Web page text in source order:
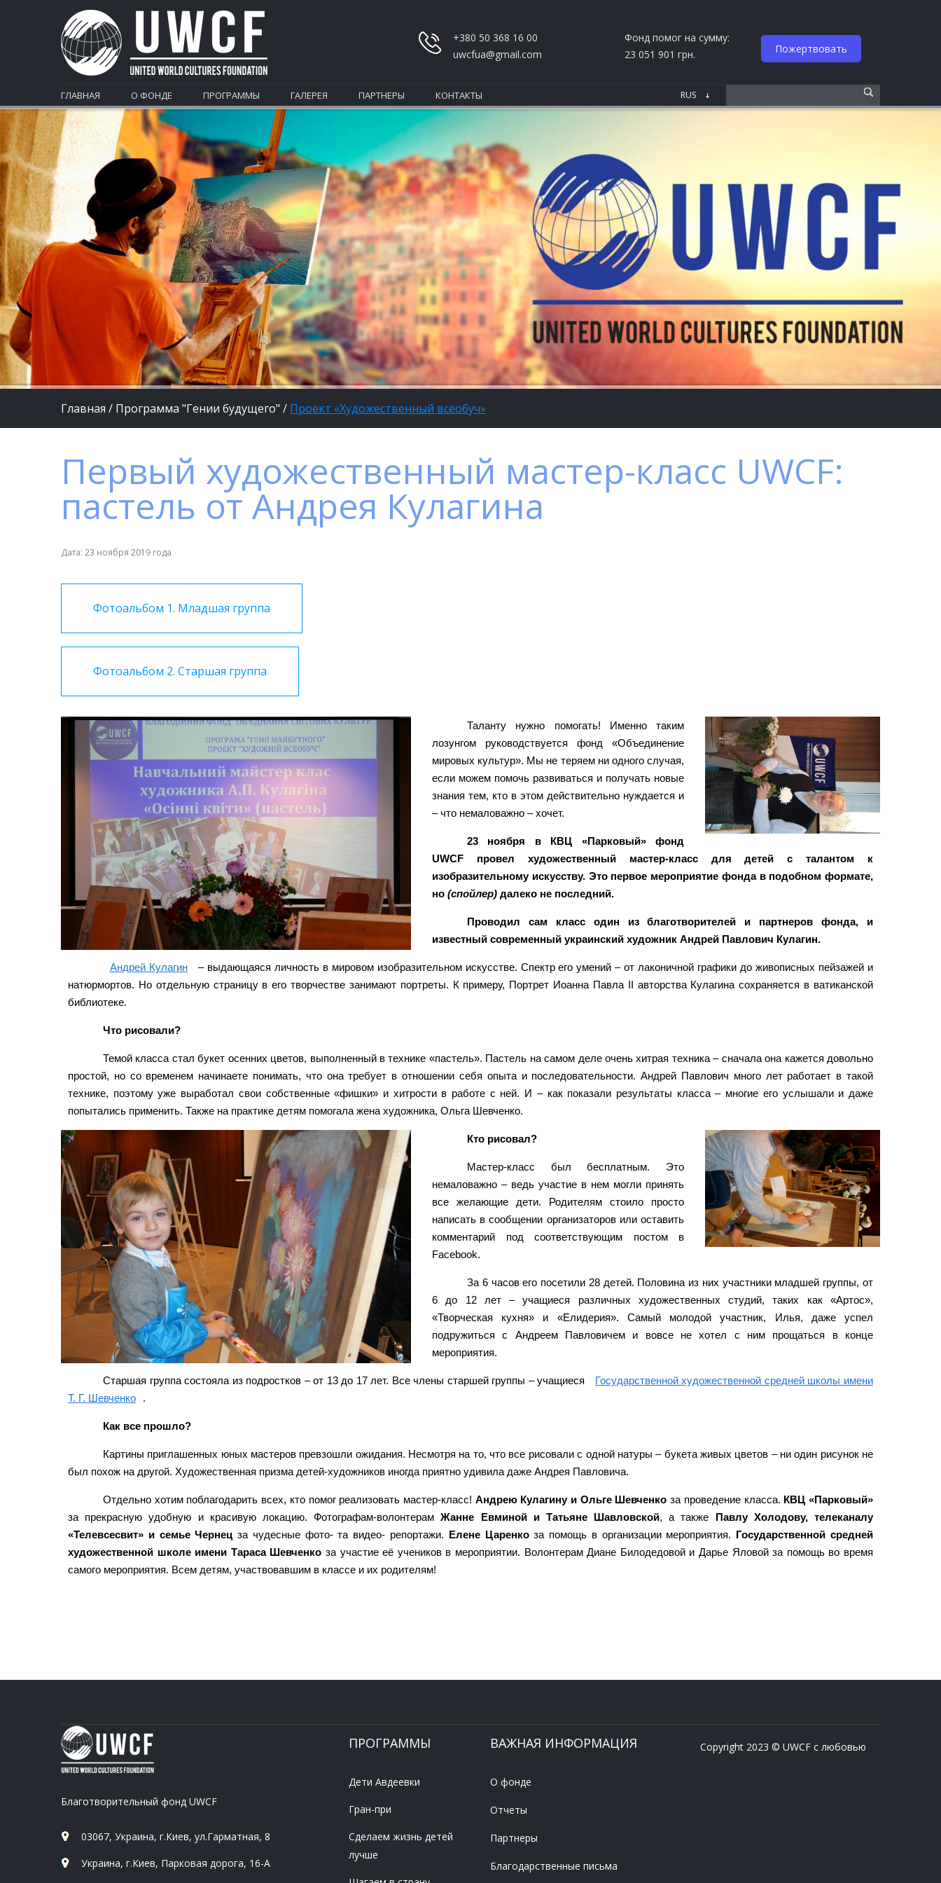
+380 50 368 16 00
uwcfua@gmail.com
Фонд помог на сумму:
23 051 901 грн.
Пожертвовать
ГЛАВНАЯ О ФОНДЕ ПРОГРАММЫ ГАЛЕРЕЯ ПАРТНЕРЫ КОНТАКТЫ
Главная / Программа "Гении будущего" / Проект «Художественный всеобуч»
Первый художественный мастер-класс UWCF:
пастель от Андрея Кулагина
Дата: 23 ноября 2019 года
Фотоальбом 1. Младшая группа
Фотоальбом 2. Старшая группа
Таланту нужно помогать! Именно таким
лозунгом руководствуется фонд «Объединение
мировых культур». Мы не теряем ни одного случая,
если можем помочь развиваться и получать новые
знания тем, кто в этом действительно нуждается и
– что немаловажно – хочет.
23 ноября в КВЦ «Парковый» фонд
UWCF провел художественный мастер-класс для детей с талантом к
изобразительному искусству. Это первое мероприятие фонда в подобном формате,
но (спойлер) далеко не последний.
Проводил сам класс один из благотворителей и партнеров фонда, и
известный современный украинский художник Андрей Павлович Кулагин.
Андрей Кулагин
– выдающаяся личность в мировом изобразительном искусстве. Спектр его умений – от лаконичной графики до живописных пейзажей и
натюрмортов. Но отдельную страницу в его творчестве занимают портреты. К примеру, Портрет Иоанна Павла II авторства Кулагина сохраняется в ватиканской
библиотеке.
Что рисовали?
Темой класса стал букет осенних цветов, выполненный в технике «пастель». Пастель на самом деле очень хитрая техника – сначала она кажется довольно
простой, но со временем начинаете понимать, что она требует в отношении себя опыта и последовательности. Андрей Павлович много лет работает в такой
технике, поэтому уже выработал свои собственные «фишки» и хитрости в работе с ней. И – как показали результаты класса – многие его услышали и даже
попытались применить. Также на практике детям помогала жена художника, Ольга Шевченко.
Кто рисовал?
Мастер-класс был бесплатным. Это
немаловажно – ведь участие в нем могли принять
все желающие дети. Родителям стоило просто
написать в сообщении организаторов или оставить
комментарий под соответствующим постом в
Facebook.
За 6 часов его посетили 28 детей. Половина из них участники младшей группы, от
6 до 12 лет – учащиеся различных художественных студий, таких как «Артос»,
«Творческая кухня» и «Елидерия». Самый молодой участник, Илья, даже успел
подружиться с Андреем Павловичем и вовсе не хотел с ним прощаться в конце
мероприятия.
Старшая группа состояла из подростков – от 13 до 17 лет. Все члены старшей группы – учащиеся
Государственной художественной средней школы имени
Т. Г. Шевченко
.
Как все прошло?
Картины приглашенных юных мастеров превзошли ожидания. Несмотря на то, что все рисовали с одной натуры – букета живых цветов – ни один рисунок не
был похож на другой. Художественная призма детей-художников иногда приятно удивила даже Андрея Павловича.
Отдельно хотим поблагодарить всех, кто помог реализовать мастер-класс! Андрею Кулагину и Ольге Шевченко за проведение класса. КВЦ «Парковый»
за прекрасную удобную и красивую локацию. Фотографам-волонтерамЖанне Евминой и Татьяне Шавловской, а также Павлу Холодову, телеканалу
«Телевсесвит» и семье Чернец за чудесные фото- та видео- репортажи. Елене Царенкоза помощь в организации мероприятия. Государственной средней
художественной школе имени Тараса Шевченко за участие её учеников в мероприятии. Волонтерам Диане Билодедовой и Дарье Яловой за помощь во время
самого мероприятия. Всем детям, участвовавшим в классе и их родителям!
Благотворительный фонд UWCF
03067, Украина, г.Киев, ул.Гарматная, 8
Украина, г.Киев, Парковая дорога, 16-А
ПРОГРАММЫ
Дети Авдеевки
Гран-при
Сделаем жизнь детей
лучше
ВАЖНАЯ ИНФОРМАЦИЯ
О фонде
Отчеты
Партнеры
Благодарственные письма
Copyright 2023 © UWCF с любовью